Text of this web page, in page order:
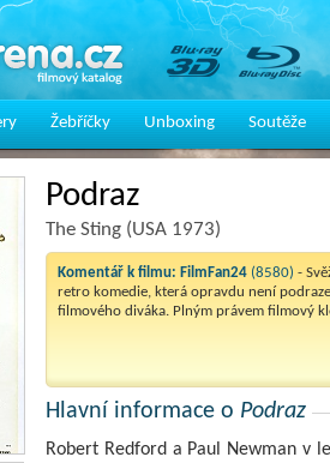
Žebříčky Unboxing Soutěže
Podraz
The Sting (USA 1973)
Komentář k filmu: FilmFan24 (8580) -
retro komedie, která opravdu není
filmového diváka. Plným právem filmový
Hlavní informace o Podraz
Robert Redford a Paul Newman v